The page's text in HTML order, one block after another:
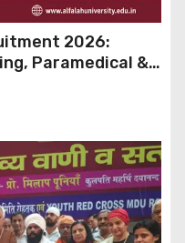
2026:
Paramedical &
Through Email